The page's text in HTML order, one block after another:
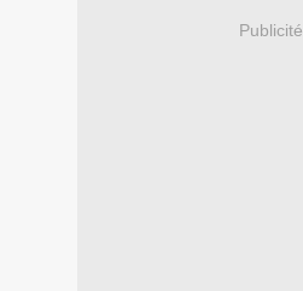
Publicité